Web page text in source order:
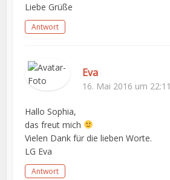
Liebe Grüße
Antwort
Eva
16. Mai 2016 um
Hallo Sophia,
das freut mich
Vielen Dank für die lieben Worte.
LG Eva
Antwort